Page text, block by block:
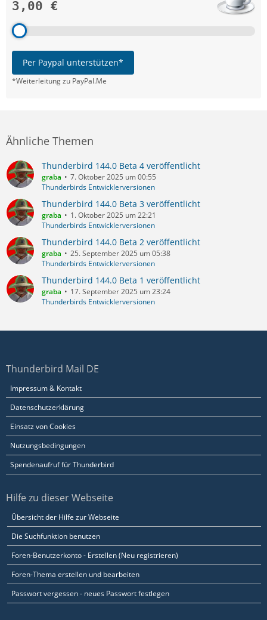
3,00 €
Per Paypal unterstützen*
*Weiterleitung zu PayPal.Me
Ähnliche Themen
Thunderbird 144.0 Beta 4 veröffentlicht
graba
7. Oktober 2025 um 00:55
Thunderbirds Entwicklerversionen
Thunderbird 144.0 Beta 3 veröffentlicht
graba
1. Oktober 2025 um 22:21
Thunderbirds Entwicklerversionen
Thunderbird 144.0 Beta 2 veröffentlicht
graba
25. September 2025 um 05:38
Thunderbirds Entwicklerversionen
Thunderbird 144.0 Beta 1 veröffentlicht
graba
17. September 2025 um 23:24
Thunderbirds Entwicklerversionen
Thunderbird Mail DE
Impressum & Kontakt
Datenschutzerklärung
Einsatz von Cookies
Nutzungsbedingungen
Spendenaufruf für Thunderbird
Hilfe zu dieser Webseite
Übersicht der Hilfe zur Webseite
Die Suchfunktion benutzen
Foren-Benutzerkonto - Erstellen (Neu registrieren)
Foren-Thema erstellen und bearbeiten
Passwort vergessen - neues Passwort festlegen